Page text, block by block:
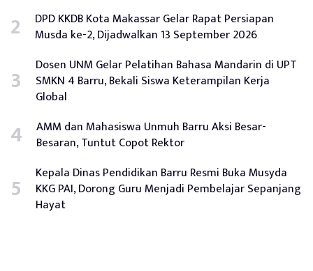
DPD KKDB Kota Makassar Gelar Rapat Persiapan
Musda ke-2, Dijadwalkan 13 September 2026
Dosen UNM Gelar Pelatihan Bahasa Mandarin di UPT
SMKN 4 Barru, Bekali Siswa Keterampilan Kerja
Global
AMM dan Mahasiswa Unmuh Barru Aksi Besar-
Besaran, Tuntut Copot Rektor
Kepala Dinas Pendidikan Barru Resmi Buka Musyda
KKG PAI, Dorong Guru Menjadi Pembelajar Sepanjang
Hayat